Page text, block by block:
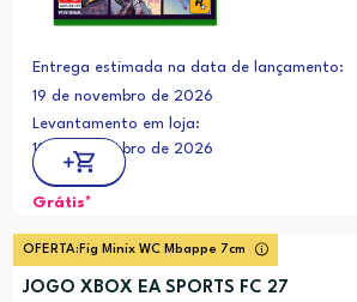
Entrega estimada na data de lançamento:
19 de novembro de 2026
Levantamento em loja:
19 de novembro de 2026
Grátis*
OFERTA: Fig Minix WC Mbappe 7cm
JOGO XBOX EA SPORTS FC 27